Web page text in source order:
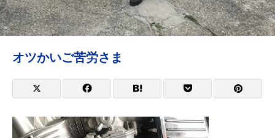
オツかいご苦労さま